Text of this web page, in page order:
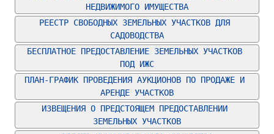
НЕДВИЖИМОГО ИМУЩЕСТВА
РЕЕСТР СВОБОДНЫХ ЗЕМЕЛЬНЫХ УЧАСТКОВ ДЛЯ
САДОВОДСТВА
БЕСПЛАТНОЕ ПРЕДОСТАВЛЕНИЕ ЗЕМЕЛЬНЫХ УЧАСТКОВ
ПОД ИЖС
ПЛАН-ГРАФИК ПРОВЕДЕНИЯ АУКЦИОНОВ ПО ПРОДАЖЕ И
АРЕНДЕ УЧАСТКОВ
ИЗВЕЩЕНИЯ О ПРЕДСТОЯЩЕМ ПРЕДОСТАВЛЕНИИ
ЗЕМЕЛЬНЫХ УЧАСТКОВ